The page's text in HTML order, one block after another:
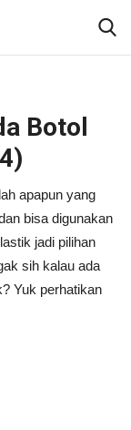
Botol
apapun yang
bisa digunakan
jadi pilihan
sih kalau ada
Yuk perhatikan